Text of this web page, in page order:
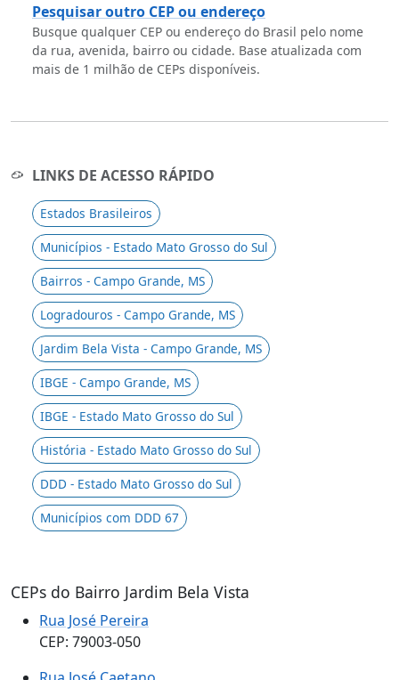
Pesquisar outro CEP ou endereço
Busque qualquer CEP ou endereço do Brasil pelo nome
da rua, avenida, bairro ou cidade. Base atualizada com
mais de 1 milhão de CEPs disponíveis.
LINKS DE ACESSO RÁPIDO
Estados Brasileiros
Municípios - Estado Mato Grosso do Sul
Bairros - Campo Grande, MS
Logradouros - Campo Grande, MS
Jardim Bela Vista - Campo Grande, MS
IBGE - Campo Grande, MS
IBGE - Estado Mato Grosso do Sul
História - Estado Mato Grosso do Sul
DDD - Estado Mato Grosso do Sul
Municípios com DDD 67
CEPs do Bairro Jardim Bela Vista
Rua José Pereira
CEP: 79003-050